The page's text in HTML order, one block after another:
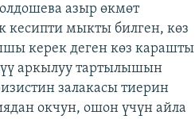
азыр өкмөт
кесипти мыкты билген, көз
керек деген көз карашты
аркылуу тартылышын
залакасы тиерин
окчун, ошон үчүн айла